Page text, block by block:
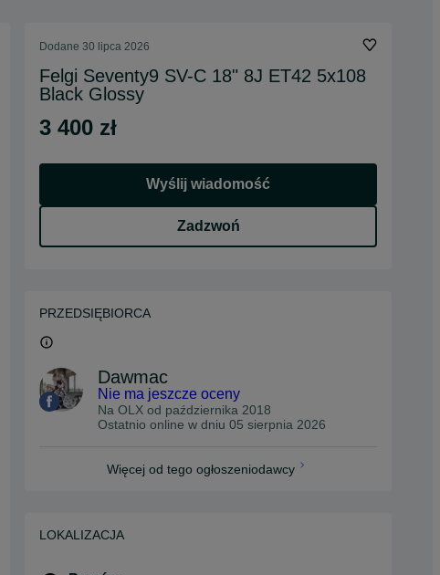
Dodane 30 lipca 2026
Felgi Seventy9 SV-C 18" 8J ET42 5x108
Black Glossy
3 400 zł
Wyślij wiadomość
Zadzwoń
PRZEDSIĘBIORCA
Dawmac
Nie ma jeszcze oceny
Na OLX od października 2018
Ostatnio online w dniu 05 sierpnia 2026
Więcej od tego ogłoszeniodawcy
LOKALIZACJA